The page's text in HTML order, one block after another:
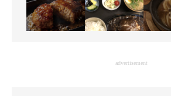
advertisement